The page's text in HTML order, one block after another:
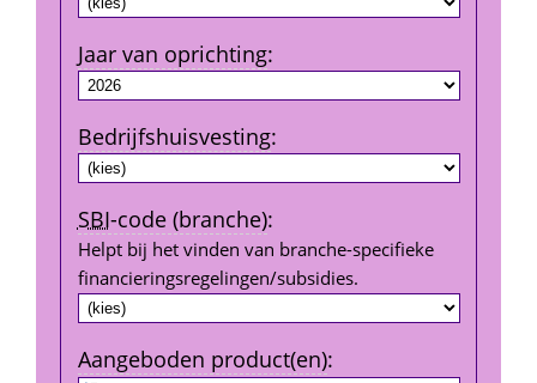
Jaar van oprichting:
Bedrijfshuisvesting:
SBI-code (branche):
Helpt bij het vinden van branche-specifieke
financierings­regelingen/subsidies.
Aangeboden product(en):